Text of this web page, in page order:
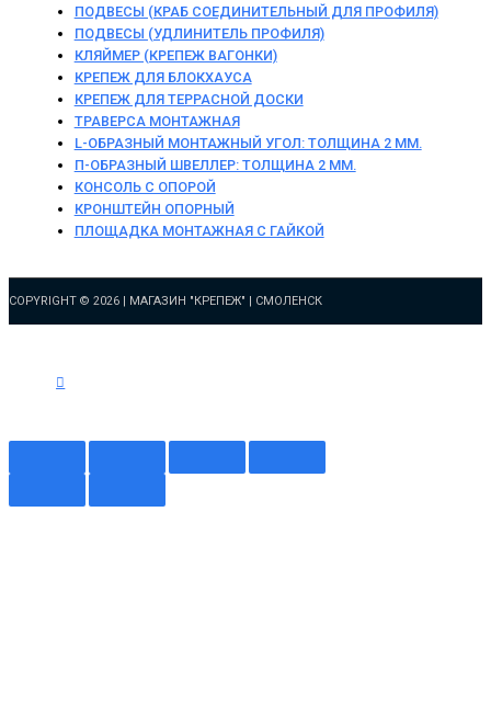
ПОДВЕСЫ (КРАБ СОЕДИНИТЕЛЬНЫЙ ДЛЯ ПРОФИЛЯ)
ПОДВЕСЫ (УДЛИНИТЕЛЬ ПРОФИЛЯ)
КЛЯЙМЕР (КРЕПЕЖ ВАГОНКИ)
КРЕПЕЖ ДЛЯ БЛОКХАУСА
КРЕПЕЖ ДЛЯ ТЕРРАСНОЙ ДОСКИ
ТРАВЕРСА МОНТАЖНАЯ
L-ОБРАЗНЫЙ МОНТАЖНЫЙ УГОЛ: ТОЛЩИНА 2 ММ.
П-ОБРАЗНЫЙ ШВЕЛЛЕР: ТОЛЩИНА 2 ММ.
КОНСОЛЬ С ОПОРОЙ
КРОНШТЕЙН ОПОРНЫЙ
ПЛОЩАДКА МОНТАЖНАЯ С ГАЙКОЙ
COPYRIGHT © 2026 | МАГАЗИН "КРЕПЕЖ" | СМОЛЕНСК